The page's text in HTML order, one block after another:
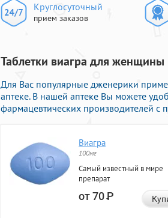
Круглосуточный
прием заказов
Таблетки виагра для
Для Вас популярные дженерики
аптеке. В нашей аптеке Вы можете
фармацевтических производителей с
Виагра
100мг
Самый известный в мире
препарат
от 70Р